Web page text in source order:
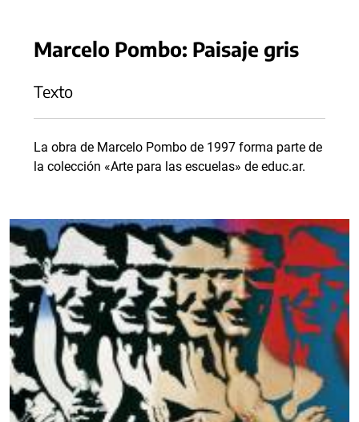
Marcelo Pombo: Paisaje gris
Texto
La obra de Marcelo Pombo de 1997 forma parte de
la colección «Arte para las escuelas» de educ.ar.